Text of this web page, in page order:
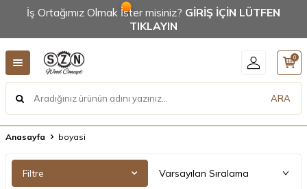
İş Ortağımız Olmak İster misiniz? GİRİŞ İÇİN LÜTFEN
TIKLAYIN
ARA
0
Anasayfa boyasi
Filtre